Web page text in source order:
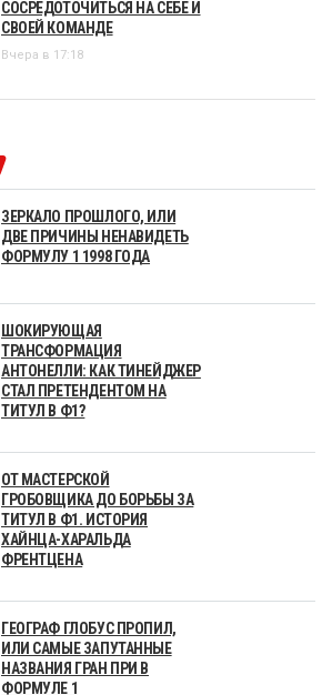
СОСРЕДОТОЧИТЬСЯ НА СЕБЕ И
СВОЕЙ КОМАНДЕ
Вчера в 17:18
ЗЕРКАЛО ПРОШЛОГО, ИЛИ
ДВЕ ПРИЧИНЫ НЕНАВИДЕТЬ
ФОРМУЛУ 1 1998 ГОДА
ШОКИРУЮЩАЯ
ТРАНСФОРМАЦИЯ
АНТОНЕЛЛИ: КАК ТИНЕЙДЖЕР
СТАЛ ПРЕТЕНДЕНТОМ НА
ТИТУЛ В Ф1?
ОТ МАСТЕРСКОЙ
ГРОБОВЩИКА ДО БОРЬБЫ ЗА
ТИТУЛ В Ф1. ИСТОРИЯ
ХАЙНЦА-ХАРАЛЬДА
ФРЕНТЦЕНА
ГЕОГРАФ ГЛОБУС ПРОПИЛ,
ИЛИ САМЫЕ ЗАПУТАННЫЕ
НАЗВАНИЯ ГРАН ПРИ В
ФОРМУЛЕ 1